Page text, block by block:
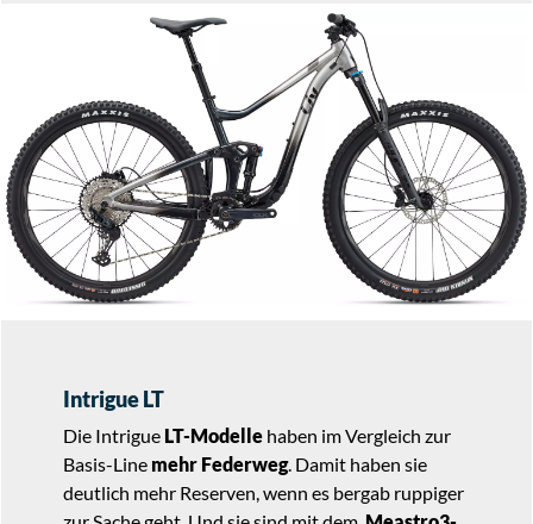
Intrigue LT
Die Intrigue LT-Modelle haben im Vergleich zur
Basis-Line mehr Federweg. Damit haben sie
deutlich mehr Reserven, wenn es bergab ruppiger